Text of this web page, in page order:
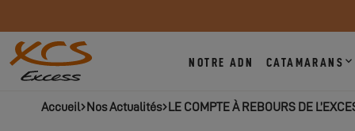
NOTRE ADN CATAMARANS
Accueil Nos Actualités LE COMPTE À REBOURS DE